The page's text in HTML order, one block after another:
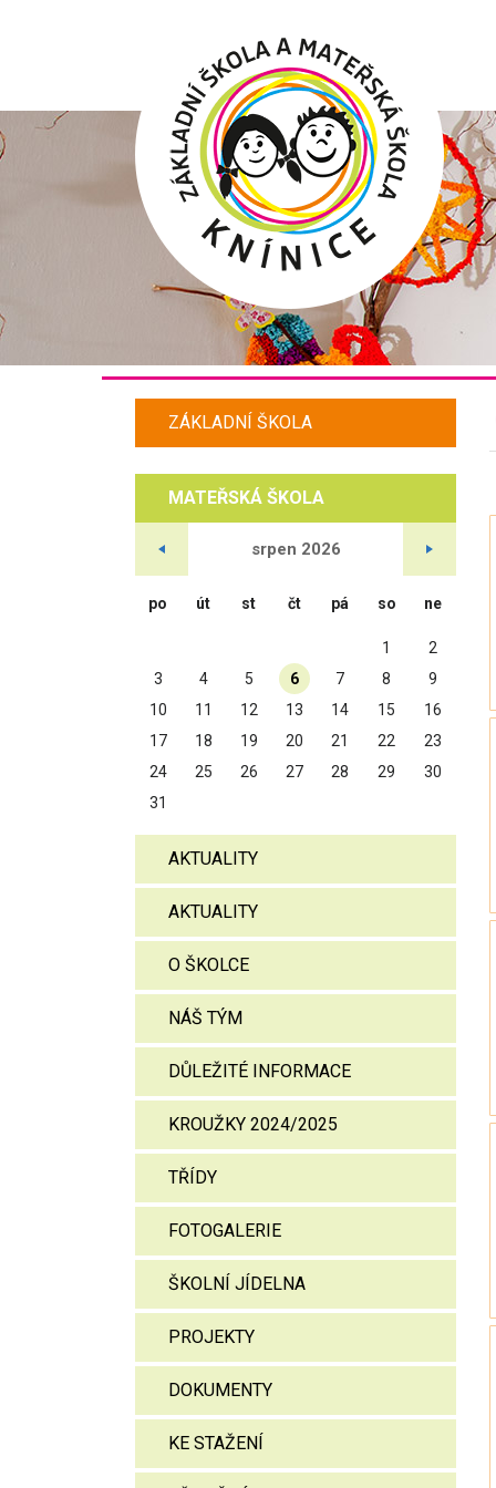
ZÁKLADNÍ ŠKOLA
MATEŘSKÁ ŠKOLA
srpen 2026
po út st čt pá so ne
1
2
3
4 5 6 7 8
9
10
11 12 13 14 15
16
17
18 19 20 21 22
23
24
25 26 27 28 29
30
31
AKTUALITY
AKTUALITY
O ŠKOLCE
NÁŠ TÝM
DŮLEŽITÉ INFORMACE
KROUŽKY 2024/2025
TŘÍDY
FOTOGALERIE
ŠKOLNÍ JÍDELNA
PROJEKTY
DOKUMENTY
KE STAŽENÍ